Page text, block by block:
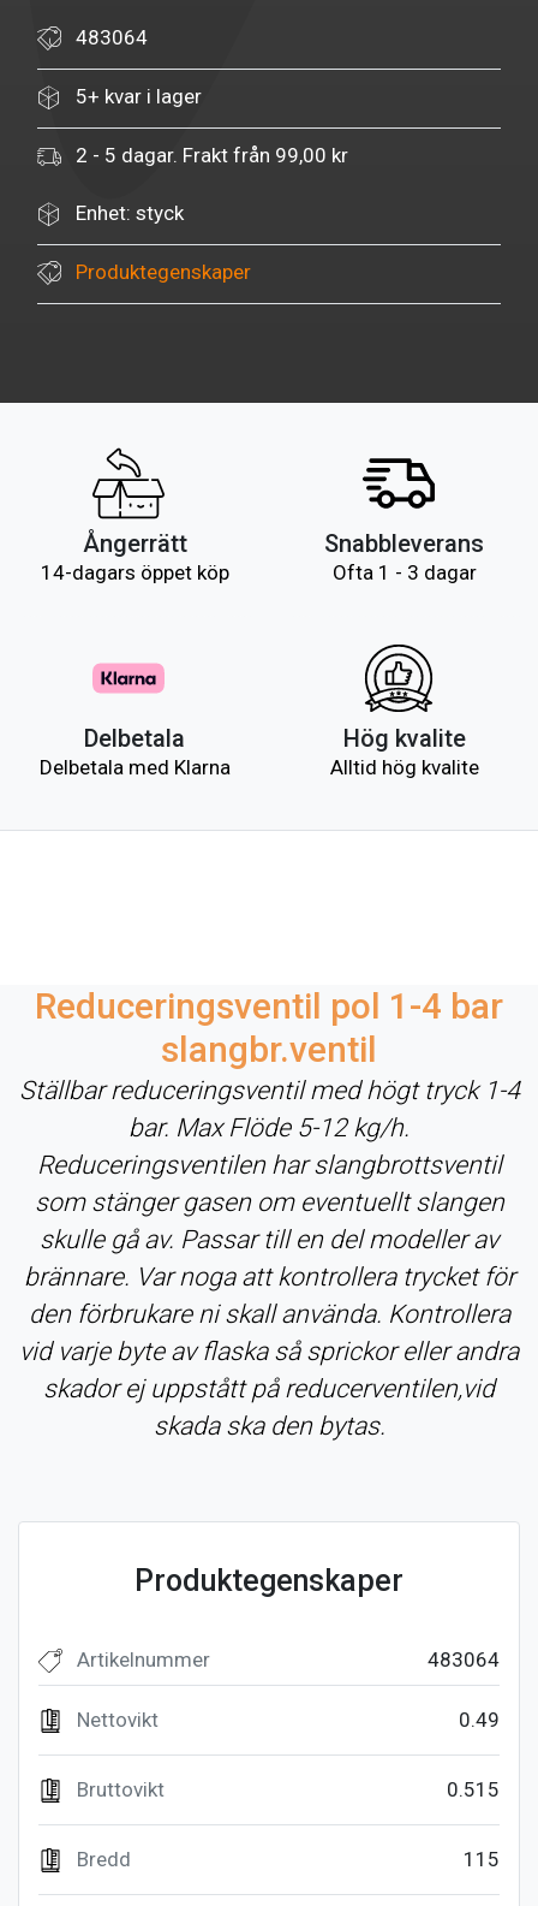
483064
5+ kvar i lager
2 - 5 dagar. Frakt från 99,00 kr
Enhet: styck
Produktegenskaper
Ångerrätt
14-dagars öppet köp
Snabbleverans
Ofta 1 - 3 dagar
Delbetala
Delbetala med Klarna
Hög kvalite
Alltid hög kvalite
Reduceringsventil pol 1-4 bar
slangbr.ventil
Ställbar reduceringsventil med högt tryck 1-4
bar. Max Flöde 5-12 kg/h.
Reduceringsventilen har slangbrottsventil
som stänger gasen om eventuellt slangen
skulle gå av. Passar till en del modeller av
brännare. Var noga att kontrollera trycket för
den förbrukare ni skall använda. Kontrollera
vid varje byte av flaska så sprickor eller andra
skador ej uppstått på reducerventilen,vid
skada ska den bytas.
Produktegenskaper
483064
Artikelnummer
0.49
Nettovikt
0.515
Bruttovikt
115
Bredd